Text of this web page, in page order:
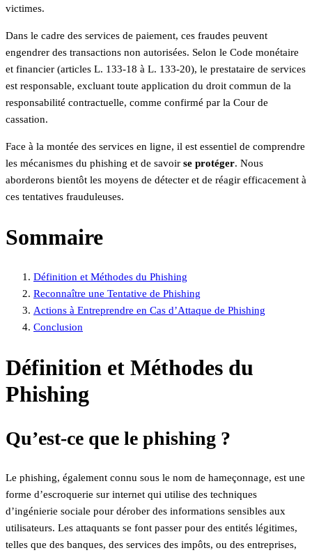
victimes.
Dans le cadre des services de paiement, ces fraudes peuvent
engendrer des transactions non autorisées. Selon le Code monétaire
et financier (articles L. 133-18 à L. 133-20), le prestataire de services
est responsable, excluant toute application du droit commun de la
responsabilité contractuelle, comme confirmé par la Cour de
cassation.
Face à la montée des services en ligne, il est essentiel de comprendre
les mécanismes du phishing et de savoir se protéger. Nous
aborderons bientôt les moyens de détecter et de réagir efficacement à
ces tentatives frauduleuses.
Sommaire
Définition et Méthodes du Phishing
Reconnaître une Tentative de Phishing
Actions à Entreprendre en Cas d’Attaque de Phishing
Conclusion
Définition et Méthodes du
Phishing
Qu’est-ce que le phishing ?
Le phishing, également connu sous le nom de hameçonnage, est une
forme d’escroquerie sur internet qui utilise des techniques
d’ingénierie sociale pour dérober des informations sensibles aux
utilisateurs. Les attaquants se font passer pour des entités légitimes,
telles que des banques, des services des impôts, ou des entreprises,